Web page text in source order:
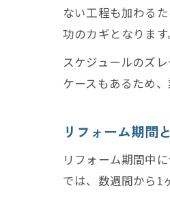
ない工程も加わる
功のカギとなります
スケジュールのズ
ケースもあるため
リフォーム期間
リフォーム期間中
では、数週間から1